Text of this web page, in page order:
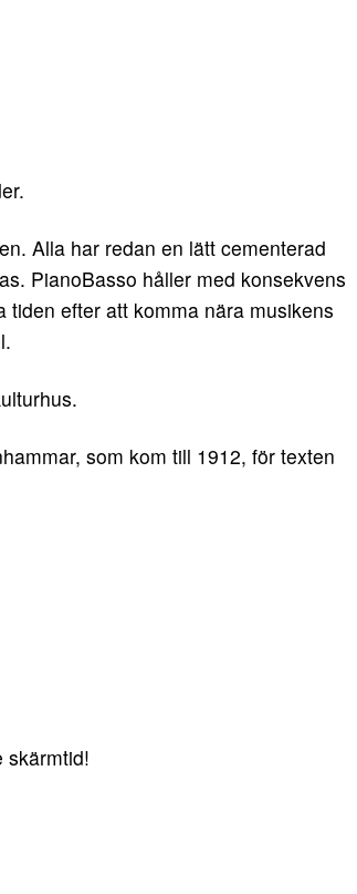
Alla har redan en lätt cementerad
PianoBasso håller med konsekvens
efter att komma nära musikens
som kom till 1912, för texten
skärmtid!